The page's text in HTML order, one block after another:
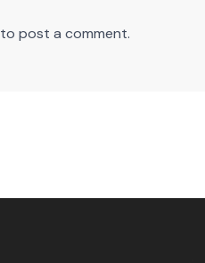
to post a comment.